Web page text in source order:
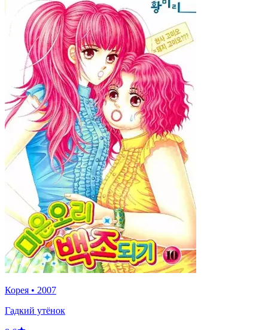
Корея • 2007
Гадкий утёнок